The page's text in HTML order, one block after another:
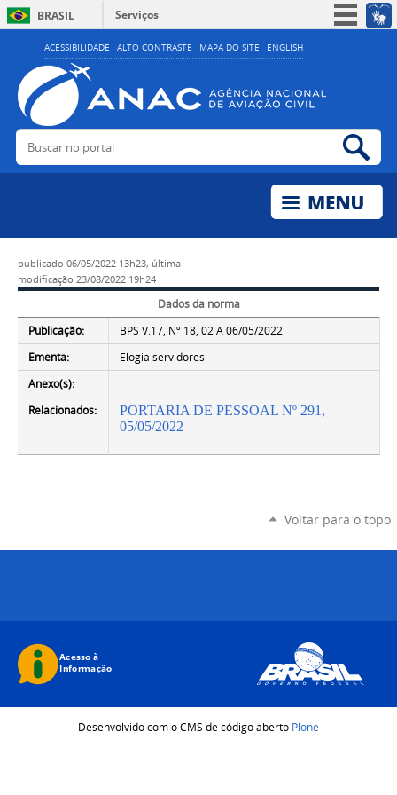
ACESSIBILIDADE ALTO CONTRASTE MAPA DO SITE ENGLISH
BRASIL
Serviços
Simplifique!
Acesso à informação
Legislação
Buscar no portal
publicado 06/05/2022 13h23, última
modificação 23/08/2022 19h24
Dados da norma
Publicação:
BPS V.17, Nº 18, 02 A 06/05/2022
Ementa:
Elogia servidores
Anexo(s):
Relacionados:
PORTARIA DE PESSOAL Nº 291,
05/05/2022
Voltar para o topo
Desenvolvido com o CMS de código aberto Plone